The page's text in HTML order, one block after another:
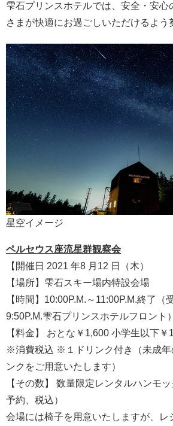
雫石プリンスホテルでは、安全・安心
さまが快適にお過ごしいただけるよう
星空イメージ
ペルセウス座流星群観察会
【開催日 2021 年8 月12 日（木）
【場所】雫石スキー場内特設会場
【時間】10:00P.M.～11:00P.M.終了（
9:50P.M.雫石プリンスホテルフロント）
【料金】 おとな￥1,600 小学生以下￥
※消費税込 ※１ドリンク付き（未成年
ンクをご用意いたします）
【その数】 数量限定レンタルハンモ
予約、税込）
会場には椅子を用意いたしますが、レ